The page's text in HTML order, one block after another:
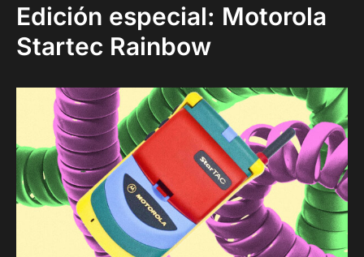
Edición especial: Motorola
Startec Rainbow